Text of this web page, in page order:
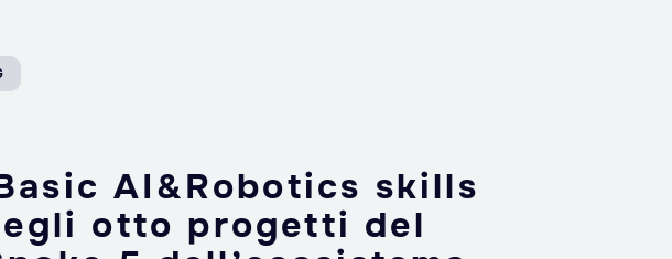
AI&Robotics skills
otto progetti del